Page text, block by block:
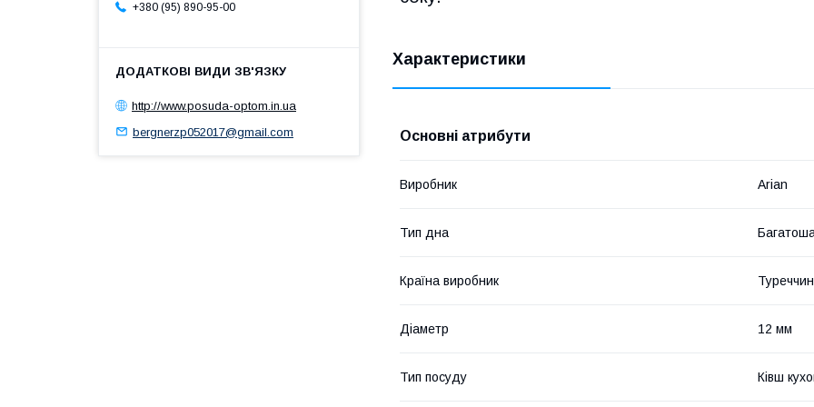
Характеристики
Основні атрибути
Виробник Arian
Тип дна
Країна виробник
Діаметр 12 мм
Тип посуду Ківш
+380 (95) 890-95-00
http://www.posuda-optom.in.ua
bergnerzp052017@gmail.com